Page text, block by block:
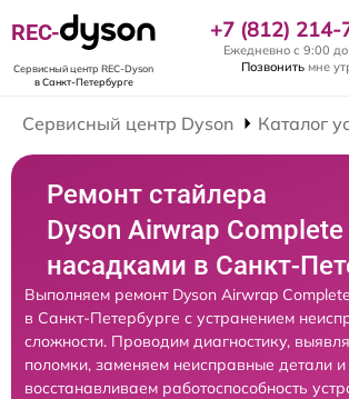
REC-
Сервисный центр REC-Dyson
в Санкт-Петербурге
+7 (812) 214-
Ежедневно с 9:00
Позвонить мне
Сервисный центр Dyson Каталог
Ремонт стайлера
Dyson Airwrap Complete
насадками в Санкт-
Выполняем ремонт Dyson Airwrap
в Санкт-Петербурге с устранением
сложности. Проводим диагностику,
поломки, заменяем неисправные детали и
восстанавливаем работоспособность